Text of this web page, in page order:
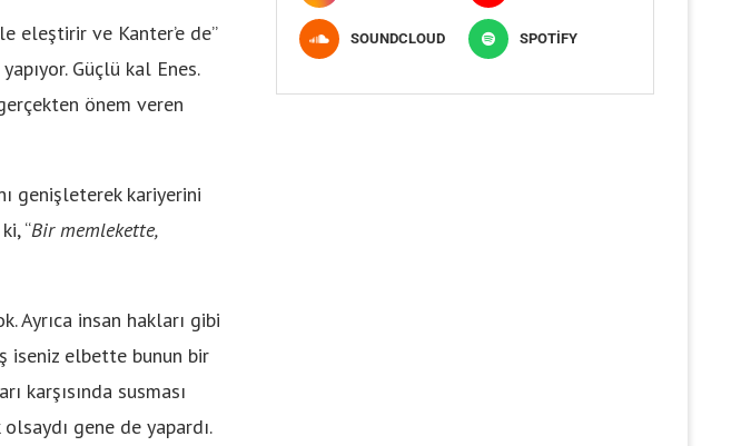
eleştirir ve Kanter’e de”
Güçlü kal Enes.
önem veren
genişleterek kariyerini
“Bir memlekette,
Ayrıca insan hakları gibi
iseniz elbette bunun bir
karşısında susması
gene de yapardı.
SOUNDCLOUD SPOTIFY